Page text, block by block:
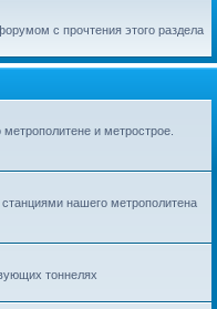
с прочтения этого раздела
и метрострое.
нашего метрополитена
тоннелях